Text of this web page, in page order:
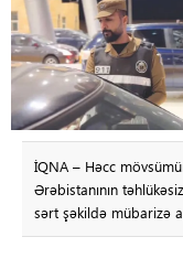
İQNA – Həcc
Ərəbistanının
sərt şəkildə mübarizə